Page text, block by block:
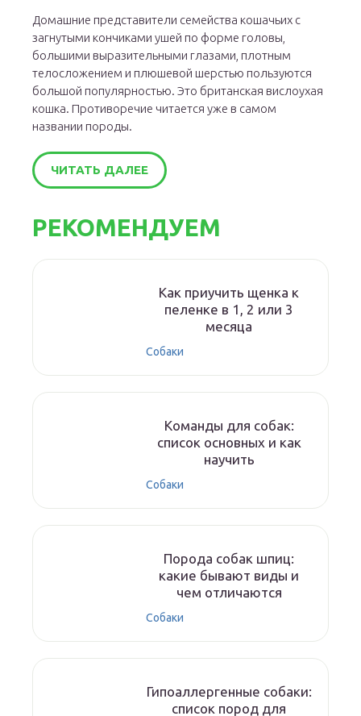
Домашние представители семейства кошачьих с
загнутыми кончиками ушей по форме головы,
большими выразительными глазами, плотным
телосложением и плюшевой шерстью пользуются
большой популярностью. Это британская вислоухая
кошка. Противоречие читается уже в самом
названии породы.
ЧИТАТЬ ДАЛЕЕ
РЕКОМЕНДУЕМ
Как приучить щенка к
пеленке в 1, 2 или 3
месяца
Собаки
Команды для собак:
список основных и как
научить
Собаки
Порода собак шпиц:
какие бывают виды и
чем отличаются
Собаки
Гипоаллергенные собаки:
список пород для